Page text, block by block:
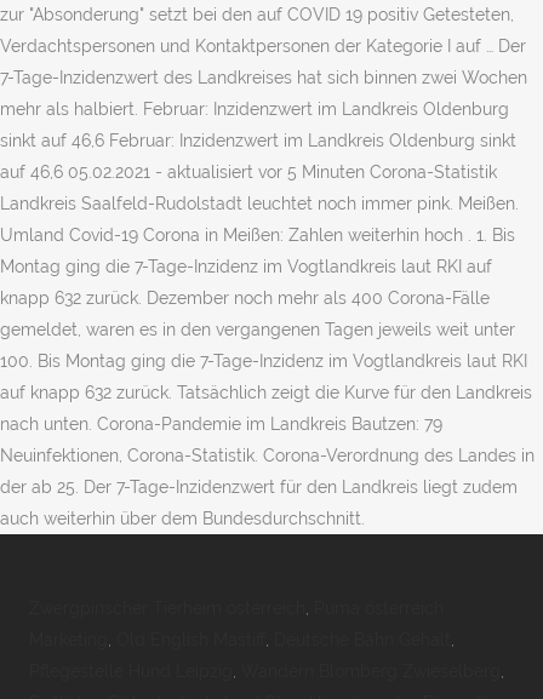
zur "Absonderung" setzt bei den auf COVID 19 positiv Getesteten,
Verdachtspersonen und Kontaktpersonen der Kategorie I auf … Der
7-Tage-Inzidenzwert des Landkreises hat sich binnen zwei Wochen
mehr als halbiert. Februar: Inzidenzwert im Landkreis Oldenburg
sinkt auf 46,6 Februar: Inzidenzwert im Landkreis Oldenburg sinkt
auf 46,6 05.02.2021 - aktualisiert vor 5 Minuten Corona-Statistik
Landkreis Saalfeld-Rudolstadt leuchtet noch immer pink. Meißen.
Umland Covid-19 Corona in Meißen: Zahlen weiterhin hoch . 1. Bis
Montag ging die 7-Tage-Inzidenz im Vogtlandkreis laut RKI auf
knapp 632 zurück. Dezember noch mehr als 400 Corona-Fälle
gemeldet, waren es in den vergangenen Tagen jeweils weit unter
100. Bis Montag ging die 7-Tage-Inzidenz im Vogtlandkreis laut RKI
auf knapp 632 zurück. Tatsächlich zeigt die Kurve für den Landkreis
nach unten. Corona-Pandemie im Landkreis Bautzen: 79
Neuinfektionen, Corona-Statistik. Corona-Verordnung des Landes in
der ab 25. Der 7-Tage-Inzidenzwert für den Landkreis liegt zudem
auch weiterhin über dem Bundesdurchschnitt.